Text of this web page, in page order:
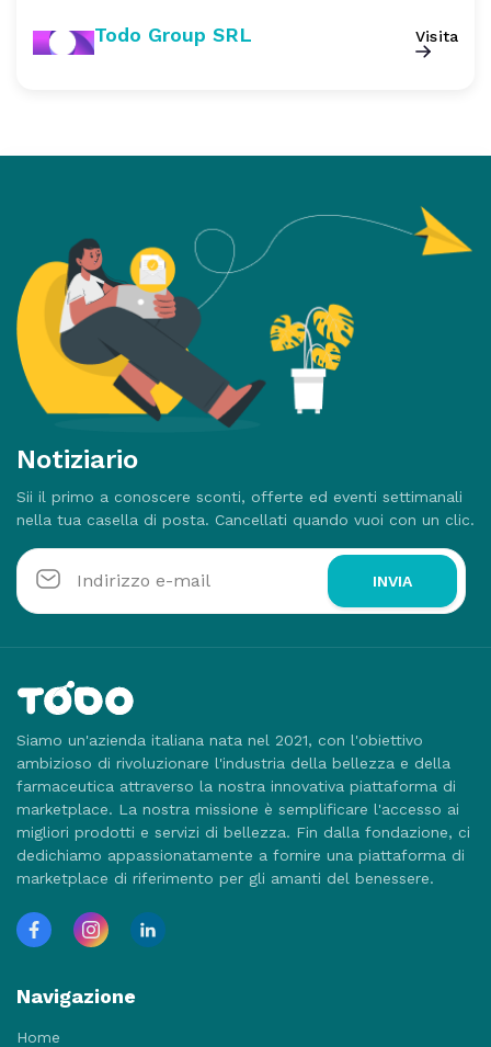
Todo Group SRL Visita
Notiziario
Sii il primo a conoscere sconti, offerte ed eventi settimanali
nella tua casella di posta. Cancellati quando vuoi con un clic.
INVIA
Siamo un'azienda italiana nata nel 2021, con l'obiettivo
ambizioso di rivoluzionare l'industria della bellezza e della
farmaceutica attraverso la nostra innovativa piattaforma di
marketplace. La nostra missione è semplificare l'accesso ai
migliori prodotti e servizi di bellezza. Fin dalla fondazione, ci
dedichiamo appassionatamente a fornire una piattaforma di
marketplace di riferimento per gli amanti del benessere.
Navigazione
Home